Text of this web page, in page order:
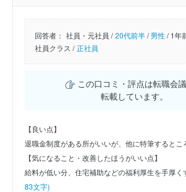
回答者： 社員・元社員 / 20代前半/男性/1年
社員クラス / 正社員
この口コミ・評点は転職会
転載しています。
【良い点】
退職金制度がある所がいいが、他に特筆するとこ
【気になること・改善したほうがいい点】
給料が低い分、住宅補助などの福利厚生を手厚く
83文字)